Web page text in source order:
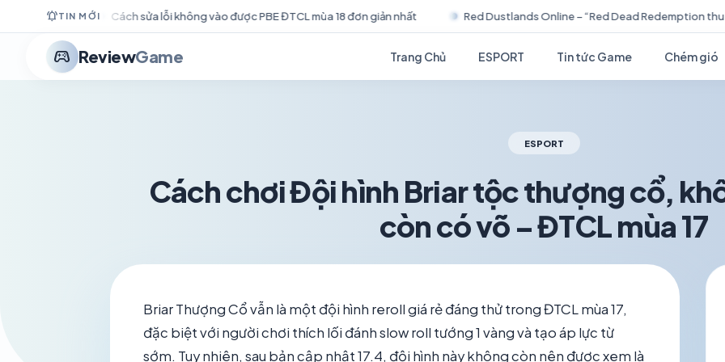
notifications_activeTIN MỚI
sửa lỗi không vào được PBE ĐTCL mùa 18 đơn giản nhất Red Dustlands Online – “Red Dead Redemption thu nhỏ” cực cuốn trên
stadia_controller ReviewGame Trang Chủ ESPORT Tin tức Game Chém gió
ESPORT
Cách chơi Đội hình Briar tộc thượng cổ,
còn có võ – ĐTCL mùa 17
Briar Thượng Cổ vẫn là một đội hình reroll giá rẻ đáng thử trong ĐTCL mùa 17,
đặc biệt với người chơi thích lối đánh slow roll tướng 1 vàng và tạo áp lực từ
sớm. Tuy nhiên, sau bản cập nhật 17.4, đội hình này không còn nên được xem là